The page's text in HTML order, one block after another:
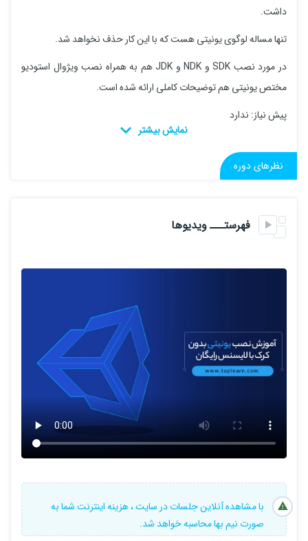
داشت.
تنها مساله لوگوی یونیتی هست که با این کار حذف نخواهد شد.
در مورد نصب SDK و NDK و JDK هم به همراه نصب ویژوال استودیو
مختص یونیتی هم توضیحات کاملی ارائه شده است.
پیش نیاز: ندارد
نظرهای دوره
فهرستـــ ویدیوها
با مشاهده آنلاین جلسات در سایت ، هزینه اینترنت شما به
صورت نیم بها محاسبه خواهد شد.